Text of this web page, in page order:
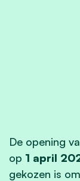
De opening
op 1 april
gekozen is